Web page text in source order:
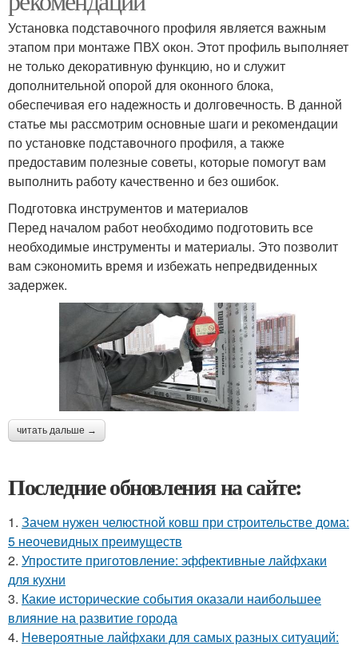
Установка подставочного профиля является важным
этапом при монтаже ПВХ окон. Этот профиль выполняет
не только декоративную функцию, но и служит
дополнительной опорой для оконного блока,
обеспечивая его надежность и долговечность. В данной
статье мы рассмотрим основные шаги и рекомендации
по установке подставочного профиля, а также
предоставим полезные советы, которые помогут вам
выполнить работу качественно и без ошибок.
Подготовка инструментов и материалов
Перед началом работ необходимо подготовить все
необходимые инструменты и материалы. Это позволит
вам сэкономить время и избежать непредвиденных
задержек.
читать дальше →
Последние обновления на сайте:
1. Зачем нужен челюстной ковш при строительстве дома:
5 неочевидных преимуществ
2. Упростите приготовление: эффективные лайфхаки
для кухни
3. Какие исторические события оказали наибольшее
влияние на развитие города
4. Невероятные лайфхаки для самых разных ситуаций: